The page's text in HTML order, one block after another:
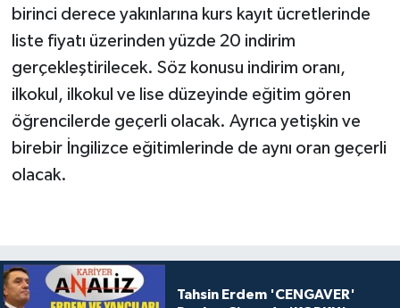
birinci derece yakınlarına kurs kayıt ücretlerinde
liste fiyatı üzerinden yüzde 20 indirim
gerçekleştirilecek. Söz konusu indirim oranı,
ilkokul, ilkokul ve lise düzeyinde eğitim gören
öğrencilerde geçerli olacak. Ayrıca yetişkin ve
birebir İngilizce eğitimlerinde de aynı oran geçerli
olacak.
Tahsin Erdem 'CENGAVER'